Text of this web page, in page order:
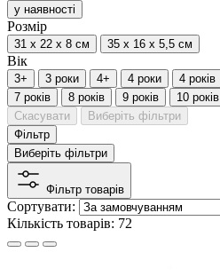
у наявності
Розмір
31 х 22 х 8 см 35 х 16 х 5,5 см
Вік
3+ 3 роки 4+ 4 роки 4 років
7 років
8 років 9 років 10 років
Скасувати
Виберіть фільтри
Фільтр
Виберіть фільтри
Фільтр товарів
Сортувати:
Кількість товарів: 72